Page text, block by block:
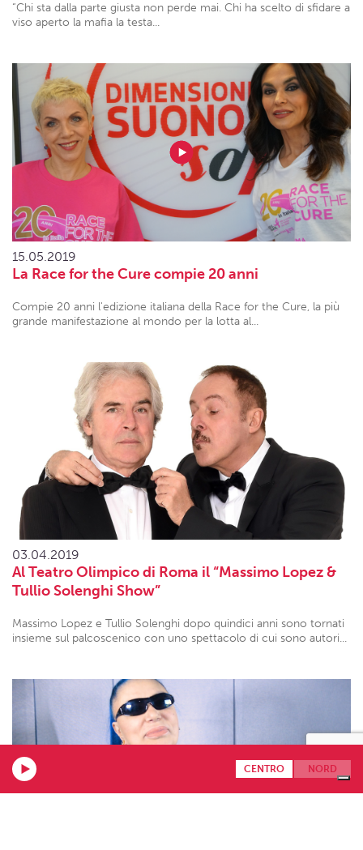
CENTRO NORD
“Chi sta dalla parte giusta non perde mai. Chi ha scelto di sfidare a
viso aperto la mafia la testa...
15.05.2019
La Race for the Cure compie 20 anni
Compie 20 anni l'edizione italiana della Race for the Cure, la più
grande manifestazione al mondo per la lotta al...
03.04.2019
Al Teatro Olimpico di Roma il “Massimo Lopez &
Tullio Solenghi Show”
Massimo Lopez e Tullio Solenghi dopo quindici anni sono tornati
insieme sul palcoscenico con uno spettacolo di cui sono autori...